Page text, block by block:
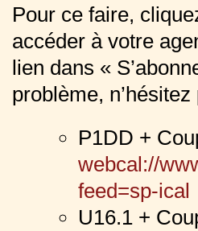
Pour ce faire,
accéder à votre
lien dans «
problème,
P1DD +
webcal://
feed=sp-ical
U16.1 +